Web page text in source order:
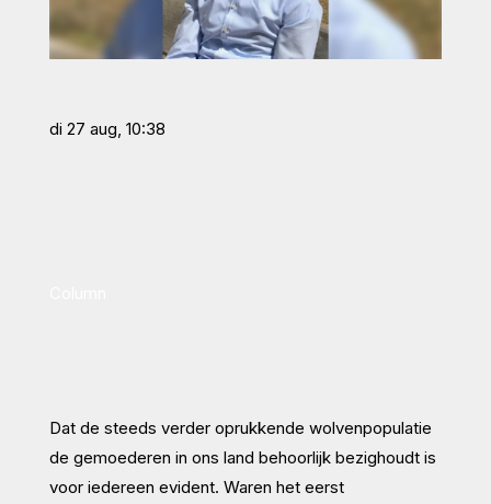
di 27 aug, 10:38
Dat de steeds verder oprukkende wolvenpopulatie
de gemoederen in ons land behoorlijk bezighoudt is
voor iedereen evident. Waren het eerst